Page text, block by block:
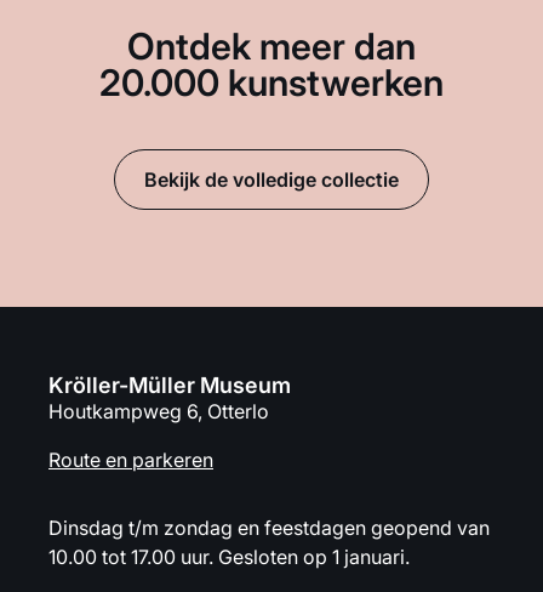
Ontdek meer dan
20.000 kunstwerken
Bekijk de volledige collectie
Kröller-Müller Museum
Houtkampweg 6, Otterlo
Route en parkeren
Dinsdag t/m zondag en feestdagen geopend van
10.00 tot 17.00 uur. Gesloten op 1 januari.